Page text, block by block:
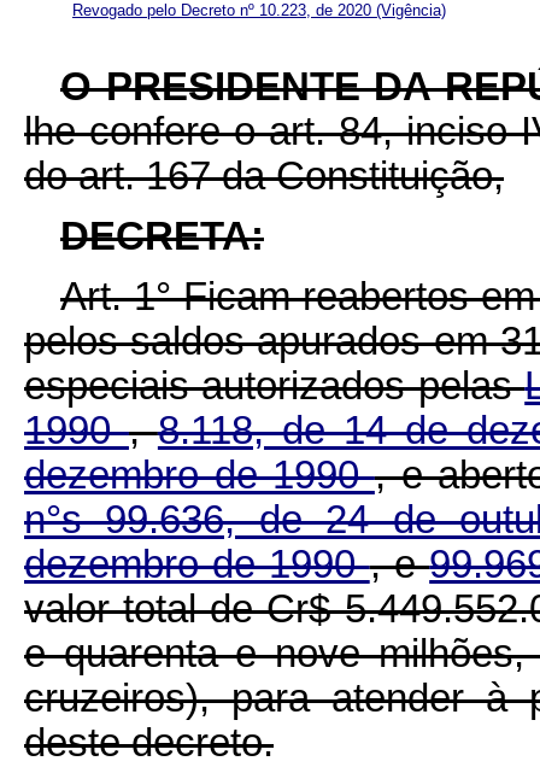
Revogado pelo Decreto nº 10.223, de 2020 (Vigência)
O PRESIDENTE DA
lhe confere o art. 84, inciso
do art. 167 da Constituição,
DECRETA:
Art. 1° Ficam reabertos
pelos saldos apurados em
especiais autorizados pelas
1990,8.118, de 14 de
dezembro de 1990, e
n°s 99.636, de 24 de
dezembro de 1990, e
valor total de Cr$
e quarenta e nove
cruzeiros), para atender à
deste decreto.